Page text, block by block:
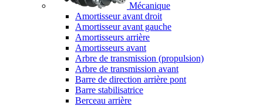
Mécanique
Amortisseur avant droit
Amortisseur avant gauche
Amortisseurs arrière
Amortisseurs avant
Arbre de transmission (propulsion)
Arbre de transmission avant
Barre de direction arrière pont
Barre stabilisatrice
Berceau arrière